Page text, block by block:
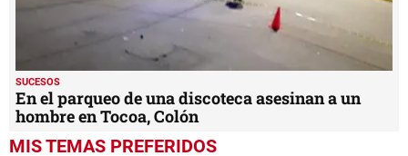
SUCESOS
En el parqueo de una discoteca asesinan a un
hombre en Tocoa, Colón
MIS TEMAS PREFERIDOS